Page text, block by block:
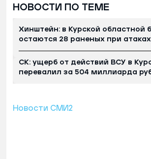
НОВОСТИ ПО ТЕМЕ
Хинштейн: в Курской областной
остаются 28 раненых при
СК: ущерб от действий ВСУ в
перевалил за 504 миллиарда
Новости СМИ2